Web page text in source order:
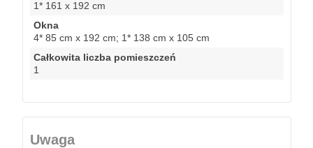
1* 161 x 192 cm
Okna
4* 85 cm x 192 cm; 1* 138 cm x 105 cm
Całkowita liczba pomieszczeń
1
Uwaga